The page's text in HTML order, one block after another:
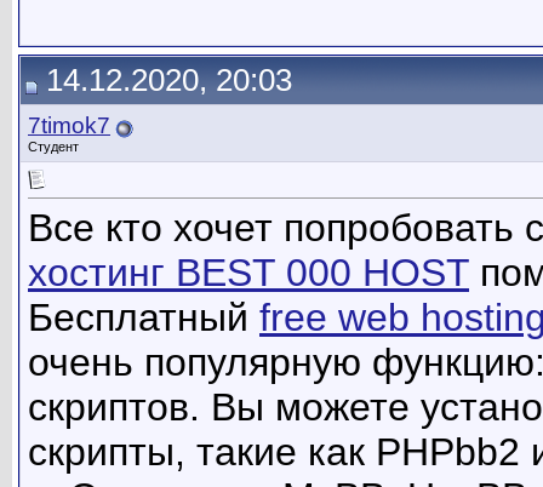
14.12.2020, 20:03
7timok7
Студент
Все кто хочет попробовать
хостинг BEST 000 HOST
Бесплатный free web
очень популярную
скриптов. Вы можете
скрипты, такие как